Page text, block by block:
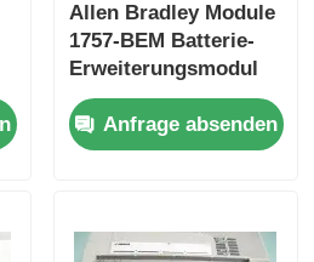
Allen Bradley Module
1757-BEM Batterie-
Erweiterungsmodul
Schnellversand
Anfrage absenden